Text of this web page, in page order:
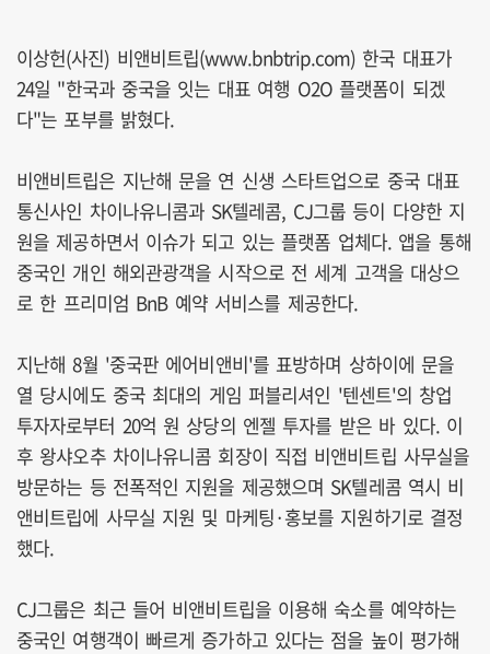
이상헌(사진) 비앤비트립(www.bnbtrip.com) 한국 대표가
24일 "한국과 중국을 잇는 대표 여행 O2O 플랫폼이 되겠
다"는 포부를 밝혔다.
비앤비트립은 지난해 문을 연 신생 스타트업으로 중국 대표
통신사인 차이나유니콤과 SK텔레콤, CJ그룹 등이 다양한 지
원을 제공하면서 이슈가 되고 있는 플랫폼 업체다. 앱을 통해
중국인 개인 해외관광객을 시작으로 전 세계 고객을 대상으
로 한 프리미엄 BnB 예약 서비스를 제공한다.
지난해 8월 '중국판 에어비앤비'를 표방하며 상하이에 문을
열 당시에도 중국 최대의 게임 퍼블리셔인 '텐센트'의 창업
투자자로부터 20억 원 상당의 엔젤 투자를 받은 바 있다. 이
후 왕샤오추 차이나유니콤 회장이 직접 비앤비트립 사무실을
방문하는 등 전폭적인 지원을 제공했으며 SK텔레콤 역시 비
앤비트립에 사무실 지원 및 마케팅·홍보를 지원하기로 결정
했다.
CJ그룹은 최근 들어 비앤비트립을 이용해 숙소를 예약하는
중국인 여행객이 빠르게 증가하고 있다는 점을 높이 평가해